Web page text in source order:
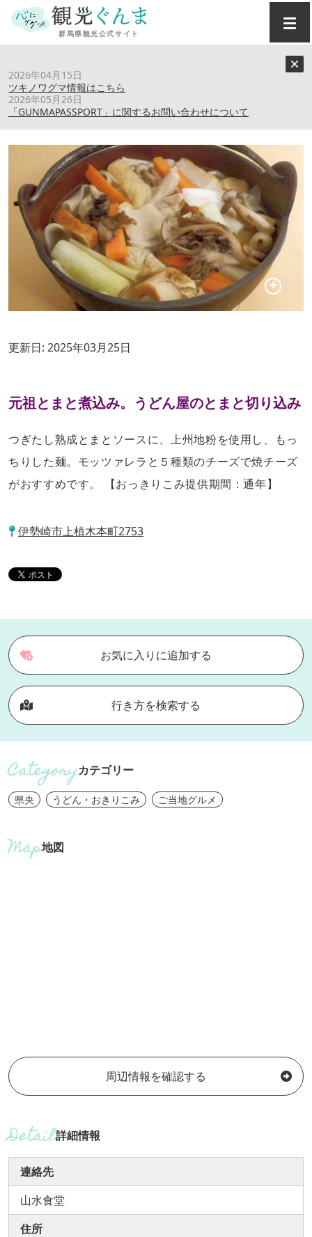
2026年04月15日
ツキノワグマ情報はこちら
2026年05月26日
「GUNMAPASSPORT」に関するお問い合わせについて
山水食堂
更新日: 2025年03月25日
元祖とまと煮込み。うどん屋のとまと切り込み
つぎたし熟成とまとソースに、上州地粉を使用し、もっ
ちりした麺。モッツァレラと５種類のチーズで焼チーズ
がおすすめです。 【おっきりこみ提供期間：通年】
伊勢崎市上植木本町2753
お気に入りに追加する
行き方を検索する
カテゴリー
県央 うどん・おきりこみ ご当地グルメ
地図
周辺情報を確認する
詳細情報
連絡先
山水食堂
住所